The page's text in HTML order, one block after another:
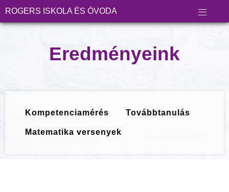
ROGERS ISKOLA ÉS ÓVODA
Eredményeink
Kompetenciamérés Továbbtanulás
Matematika versenyek